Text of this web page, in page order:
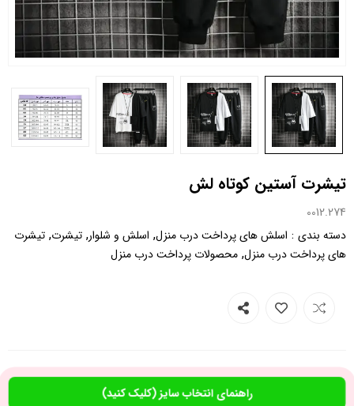
تیشرت آستین کوتاه لش
0012.274
دسته بندی : اسلش های پرداخت درب منزل, اسلش و شلوار, تیشرت, تیشرت
های پرداخت درب منزل, محصولات پرداخت درب منزل
راهنمای انتخاب سایز (کلیک کنید)